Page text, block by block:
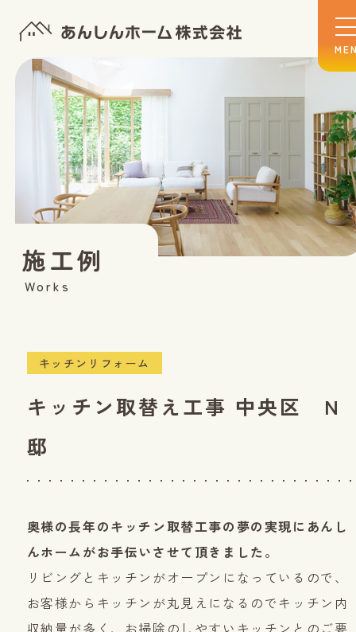
施工例
Works
キッチンリフォーム
キッチン取替え工事 中央区 N
邸
奥様の長年のキッチン取替工事の夢の実現にあんし
んホームがお手伝いさせて頂きました。
リビングとキッチンがオープンになっているので、
お客様からキッチンが丸見えになるのでキッチン内
収納量が多く、お掃除のしやすいキッチンとのご要